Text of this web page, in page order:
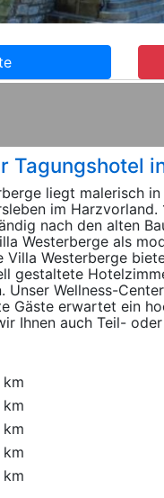
Tagungshotel
liegt malerisch
im
nach den alten
Westerberge als
Westerberge
gestaltete
Unser Wellness-
Gäste erwartet ein
Ihnen auch Teil-
km